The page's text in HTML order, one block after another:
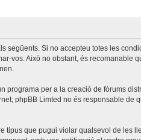
següents. Si no accepteu totes les
vos. Això no obstant, és recomanable
programa per a la creació de fòrums
phpBB Limted no és responsable de
tipus que pugui violar qualsevol de les